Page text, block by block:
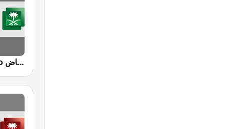
Riyadh Radio اذاعة الرياض